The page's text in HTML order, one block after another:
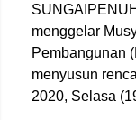
menggelar
Pembangunan
menyusun
2020, Selasa